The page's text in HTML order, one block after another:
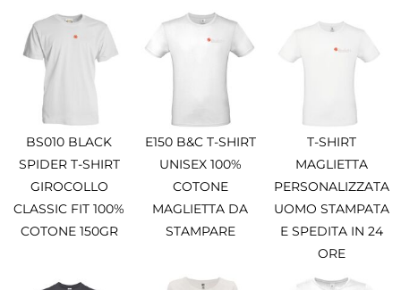
BS010 BLACK
SPIDER T-SHIRT
GIROCOLLO
CLASSIC FIT 100%
COTONE 150GR
E150 B&C T-SHIRT
UNISEX 100%
COTONE
MAGLIETTA DA
STAMPARE
T-SHIRT
MAGLIETTA
PERSONALIZZATA
UOMO STAMPATA
E SPEDITA IN 24
ORE